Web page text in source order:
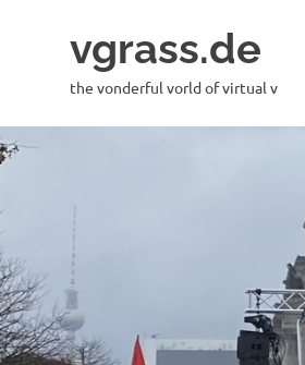
vgrass.de
the vonderful vorld of virtual v